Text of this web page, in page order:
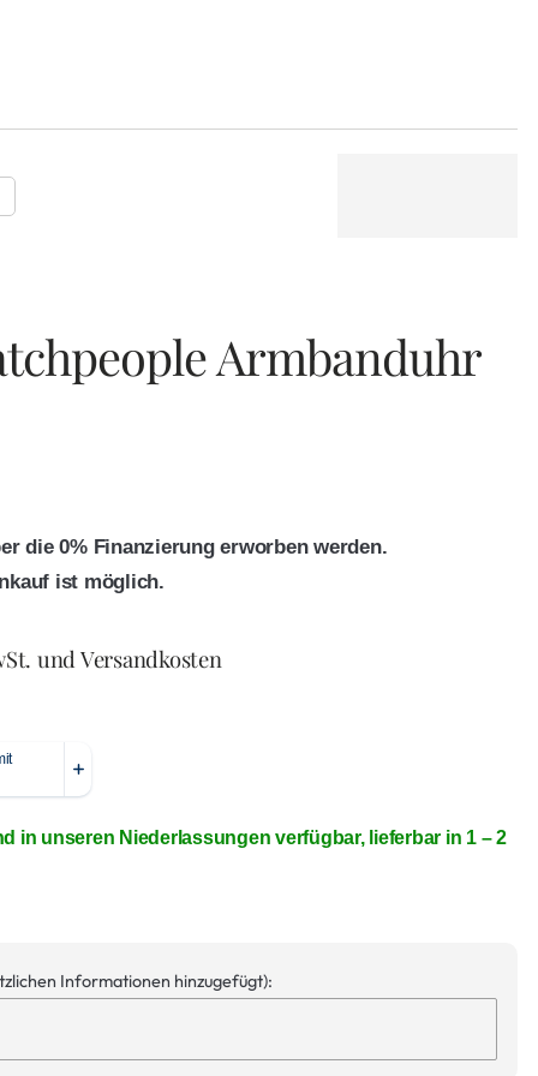
Armbanduhr
die 0% Finanzierung erworben werden.
ist möglich.
und Versandkosten
in unseren Niederlassungen verfügbar, lieferbar in 1 – 2
Informationen hinzugefügt):